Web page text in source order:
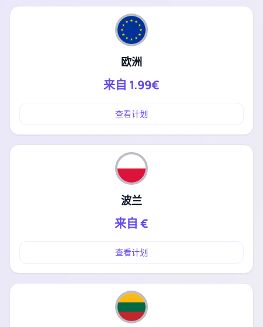
欧洲
来自 1.99€
查看计划
波兰
来自 €
查看计划